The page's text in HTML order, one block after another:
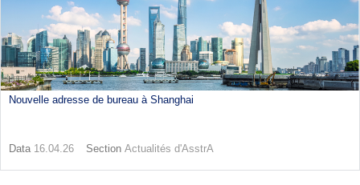
Nouvelle adresse de bureau à Shanghai
Data 16.04.26 Section Actualités d'AsstrA